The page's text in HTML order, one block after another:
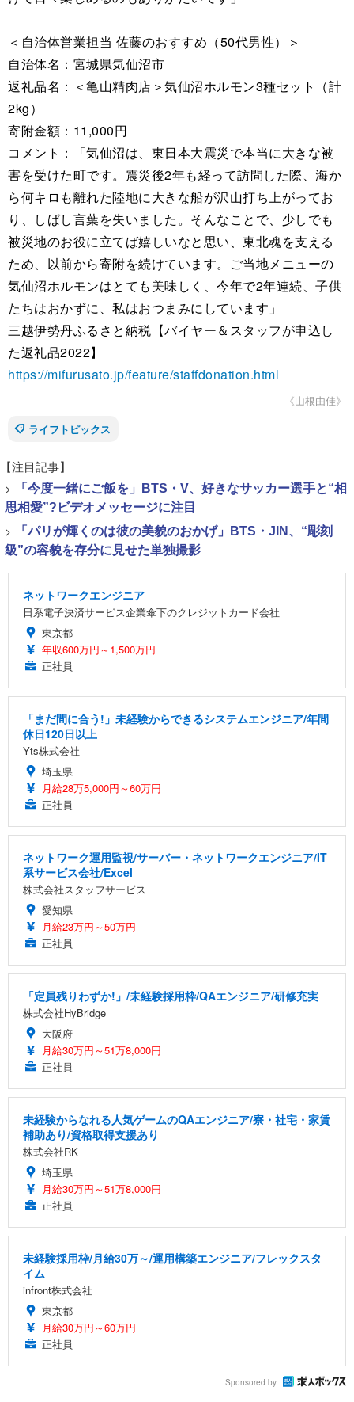
＜自治体営業担当 佐藤のおすすめ（50代男性）＞
自治体名：宮城県気仙沼市
返礼品名：＜亀山精肉店＞気仙沼ホルモン3種セット（計
2kg）
寄附金額：11,000円
コメント：「気仙沼は、東日本大震災で本当に大きな被
害を受けた町です。震災後2年も経って訪問した際、海か
ら何キロも離れた陸地に大きな船が沢山打ち上がってお
り、しばし言葉を失いました。そんなことで、少しでも
被災地のお役に立てば嬉しいなと思い、東北魂を支える
ため、以前から寄附を続けています。ご当地メニューの
気仙沼ホルモンはとても美味しく、今年で2年連続、子供
たちはおかずに、私はおつまみにしています」
三越伊勢丹ふるさと納税【バイヤー＆スタッフが申込し
た返礼品2022】
https://mifurusato.jp/feature/staffdonation.html
《山根由佳》
ライフトピックス
【注目記事】
>
「今度一緒にご飯を」BTS・V、好きなサッカー選手と“相
思相愛”?ビデオメッセージに注目
>
「パリが輝くのは彼の美貌のおかげ」BTS・JIN、“彫刻
級”の容貌を存分に見せた単独撮影
ネットワークエンジニア
日系電子決済サービス企業傘下のクレジットカード会社
東京都
年収600万円～1,500万円
正社員
「まだ間に合う!」未経験からできるシステムエンジニア/年間
休日120日以上
Yts株式会社
埼玉県
月給28万5,000円～60万円
正社員
ネットワーク運用監視/サーバー・ネットワークエンジニア/IT
系サービス会社/Excel
株式会社スタッフサービス
愛知県
月給23万円～50万円
正社員
「定員残りわずか!」/未経験採用枠/QAエンジニア/研修充実
株式会社HyBridge
大阪府
月給30万円～51万8,000円
正社員
未経験からなれる人気ゲームのQAエンジニア/寮・社宅・家賃
補助あり/資格取得支援あり
株式会社RK
埼玉県
月給30万円～51万8,000円
正社員
未経験採用枠/月給30万～/運用構築エンジニア/フレックスタ
イム
infront株式会社
東京都
月給30万円～60万円
正社員
Sponsored by